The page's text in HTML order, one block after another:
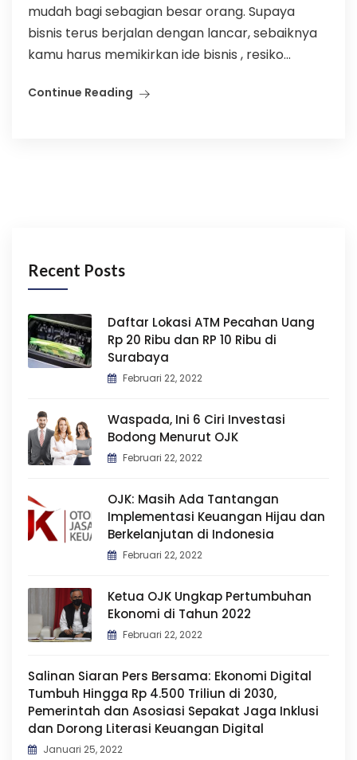
mudah bagi sebagian besar orang. Supaya
bisnis terus berjalan dengan lancar, sebaiknya
kamu harus memikirkan ide bisnis , resiko...
Continue Reading
Recent Posts
Daftar Lokasi ATM Pecahan Uang
Rp 20 Ribu dan RP 10 Ribu di
Surabaya
Februari 22, 2022
Waspada, Ini 6 Ciri Investasi
Bodong Menurut OJK
Februari 22, 2022
OJK: Masih Ada Tantangan
Implementasi Keuangan Hijau dan
Berkelanjutan di Indonesia
Februari 22, 2022
Ketua OJK Ungkap Pertumbuhan
Ekonomi di Tahun 2022
Februari 22, 2022
Salinan Siaran Pers Bersama: Ekonomi Digital
Tumbuh Hingga Rp 4.500 Triliun di 2030,
Pemerintah dan Asosiasi Sepakat Jaga Inklusi
dan Dorong Literasi Keuangan Digital
Januari 25, 2022